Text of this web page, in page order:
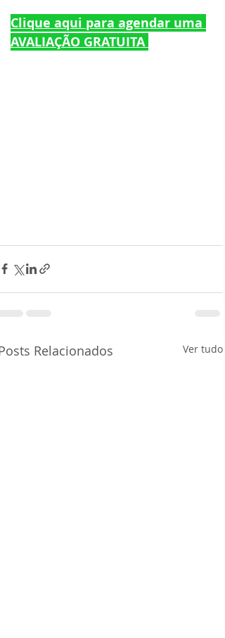
Clique aqui para agendar uma
AVALIAÇÃO GRATUITA
Relacionados Ver tudo